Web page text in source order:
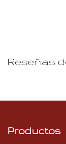
Reseñas
Productos